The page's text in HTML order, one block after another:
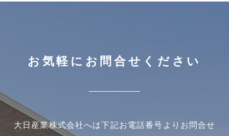
お気軽にお問合せください
大日産業株式会社へは下記お電話番号よりお問合せ